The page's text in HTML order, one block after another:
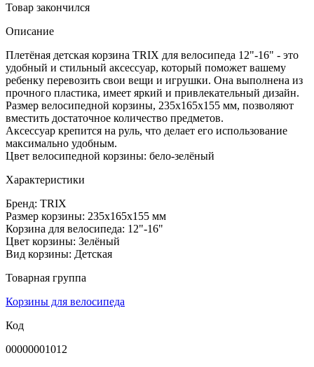
Товар закончился
Описание
Плетёная детская корзина TRIX для велосипеда 12"-16" - это
удобный и стильный аксессуар, который поможет вашему
ребенку перевозить свои вещи и игрушки. Она выполнена из
прочного пластика, имеет яркий и привлекательный дизайн.
Размер велосипедной корзины, 235х165х155 мм, позволяют
вместить достаточное количество предметов.
Аксессуар крепится на руль, что делает его использование
максимально удобным.
Цвет велосипедной корзины: бело-зелёный
Характеристики
Бренд: TRIX
Размер корзины: 235х165х155 мм
Корзина для велосипеда: 12"-16"
Цвет корзины: Зелёный
Вид корзины: Детская
Товарная группа
Корзины для велосипеда
Код
00000001012